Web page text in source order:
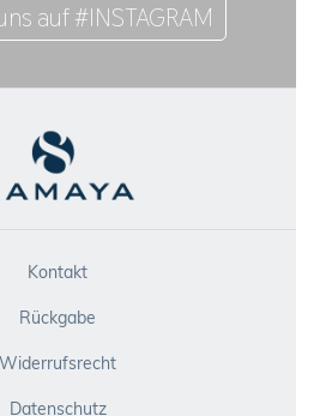
auf #INSTAGRAM
Kontakt
Rückgabe
Widerrufsrecht
Datenschutz